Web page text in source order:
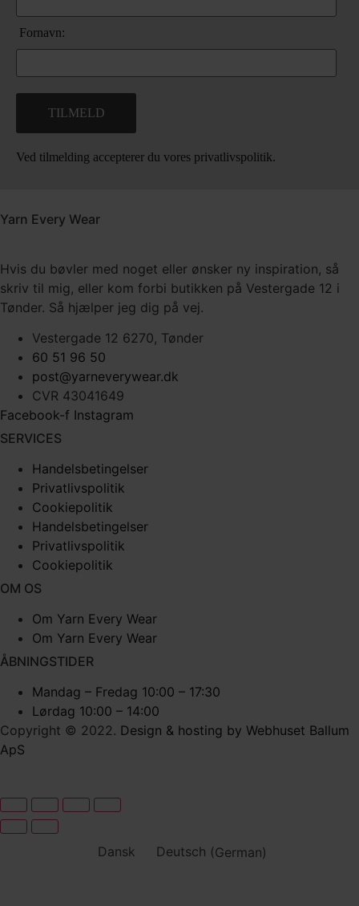
Fornavn:
Ved tilmelding accepterer du vores privatlivspolitik.
Yarn Every Wear
Hvis du bøvler med noget eller ønsker ny inspiration, så
skriv til mig, eller kom forbi butikken på Vestergade 12 i
Tønder. Så hjælper jeg dig på vej.
Vestergade 12 6270, Tønder
60 51 96 50
post@yarneverywear.dk
CVR 43041649
Facebook-f Instagram
SERVICES
Handelsbetingelser
Privatlivspolitik
Cookiepolitik
Handelsbetingelser
Privatlivspolitik
Cookiepolitik
OM OS
Om Yarn Every Wear
Om Yarn Every Wear
ÅBNINGSTIDER
Mandag – Fredag 10:00 – 17:30
Lørdag 10:00 – 14:00
Copyright © 2022. Design & hosting by Webhuset Ballum
ApS
Dansk Deutsch (German)